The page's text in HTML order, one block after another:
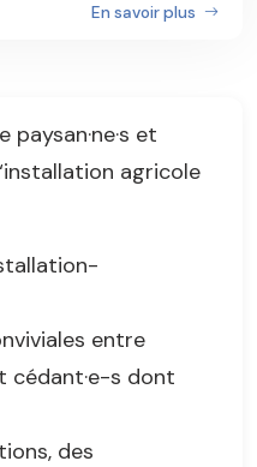
En savoir plus
et
agricole
entre
cédant·e-s dont
des